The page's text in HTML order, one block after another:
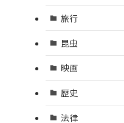
旅行
昆虫
映画
歴史
法律